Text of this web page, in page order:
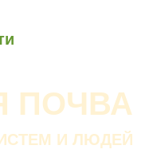
ПОЧВА
И ЛЮДЕЙ